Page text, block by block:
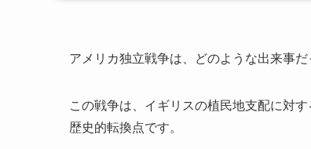
アメリカ独立戦争は、どのような出来事だ
この戦争は、イギリスの植民地支配に対
歴史的転換点です。